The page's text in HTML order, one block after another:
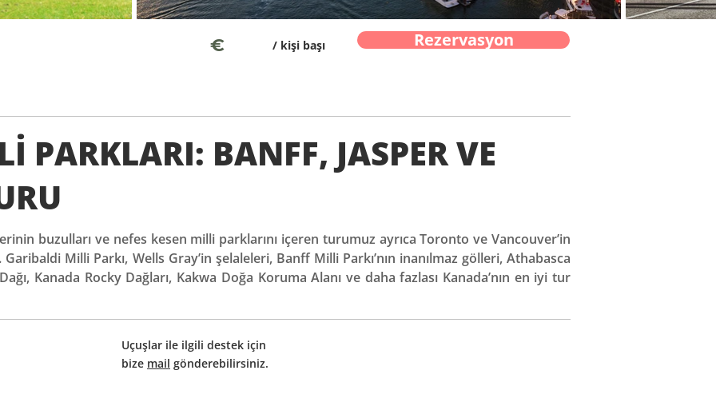
€ / kişi başı Rezervasyon
PARKLARI: BANFF, JASPER VE
buzulları ve nefes kesen milli parklarını içeren turumuz ayrıca Toronto ve Vancouver’in
Garibaldi Milli Parkı, Wells Gray’in şelaleleri, Banff Milli Parkı’nın inanılmaz gölleri, Athabasca
Kanada Rocky Dağları, Kakwa Doğa Koruma Alanı ve daha fazlası Kanada’nın en iyi tur
Uçuşlar ile ilgili destek için
bize mail gönderebilirsiniz.